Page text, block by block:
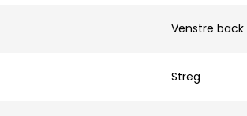
Venstre back
Streg